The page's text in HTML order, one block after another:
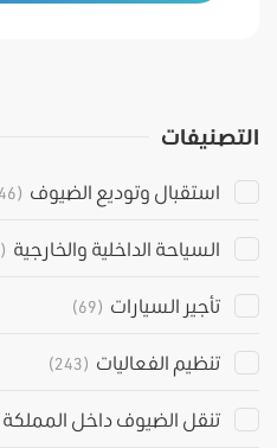
التصنيفات
استقبال وتوديع الضيوف (46)
السياحة الداخلية والخارجية (19)
تأجير السيارات (69)
تنظيم الفعاليات (243)
تنقل الضيوف داخل المملكة